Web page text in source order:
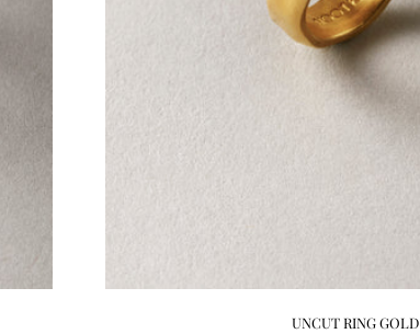
UNCUT RING GOLD